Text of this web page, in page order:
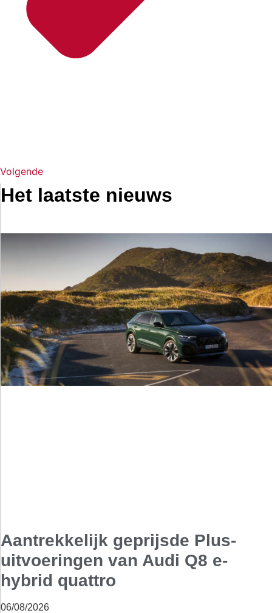
Volgende
Het laatste nieuws
Aantrekkelijk geprijsde Plus-
uitvoeringen van Audi Q8 e-
hybrid quattro
06/08/2026